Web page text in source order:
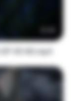
05 HD.mp4